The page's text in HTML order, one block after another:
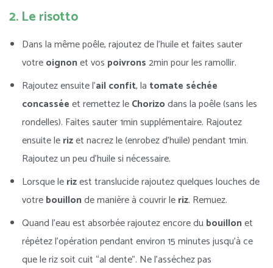
2. Le risotto
Dans la même poêle, rajoutez de l’huile et faites sauter
votreoignonet vos poivrons2min pour les ramollir.
Rajoutez ensuite l’ail confit, la tomate séchée
concasséeet remettez leChorizodans la poêle (sans les
rondelles). Faites sauter 1min supplémentaire. Rajoutez
ensuite lerizet nacrez le (enrobez d’huile) pendant 1min.
Rajoutez un peu d’huile si nécessaire.
Lorsque lerizest translucide rajoutez quelques louches de
votrebouillonde manière à couvrir leriz. Remuez.
Quand l’eau est absorbée rajoutez encore du bouillonet
répétez l’opération pendant environ 15 minutes jusqu’à ce
que le riz soit cuit “al dente”. Ne l’asséchez pas